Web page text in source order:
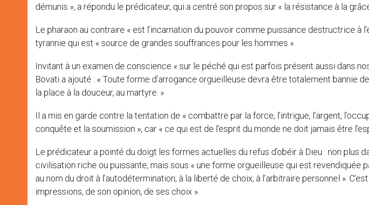
démunis », a répondu le prédicateur, qui a centré son propos sur « la résistance à la
Le pharaon au contraire « est l’incarnation du pouvoir comme puissance destructrice à
tyrannie qui est « source de grandes souffrances pour les hommes ».
Invitant à un examen de conscience « sur le péché qui est parfois présent aussi dans
Bovati a ajouté : « Toute forme d’arrogance orgueilleuse devra être totalement bannie
la place à la douceur, au martyre. »
Il a mis en garde contre la tentation de « combattre par la force, l’intrigue, l’argent,
conquête et la soumission », car « ce qui est de l’esprit du monde ne doit jamais être
Le prédicateur a pointé du doigt les formes actuelles du refus d’obéir à Dieu : non plus
civilisation riche ou puissante, mais sous « une forme orgueilleuse qui est revendiquée
au nom du droit à l’autodétermination, à la liberté de choix, à l’arbitraire personnel ».
impressions, de son opinion, de ses choix ».